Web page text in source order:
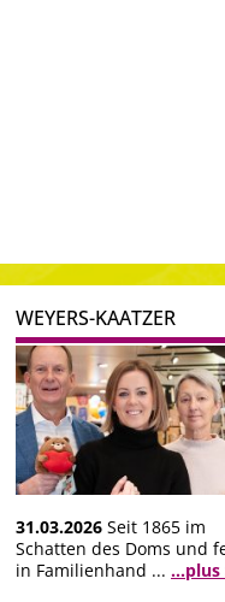
WEYERS-KAATZER
31.03.2026 Seit 1865 im
Schatten des Doms und
in Familienhand ... ...plus